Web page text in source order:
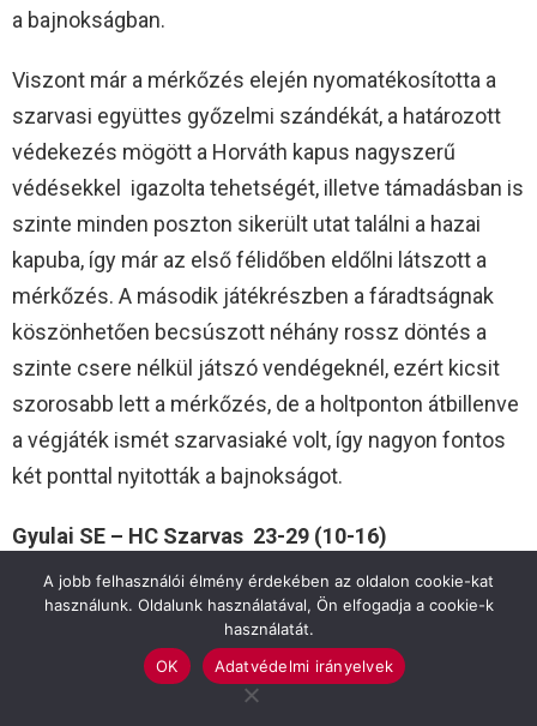
a bajnokságban.
Viszont már a mérkőzés elején nyomatékosította a
szarvasi együttes győzelmi szándékát, a határozott
védekezés mögött a Horváth kapus nagyszerű
védésekkel igazolta tehetségét, illetve támadásban is
szinte minden poszton sikerült utat találni a hazai
kapuba, így már az első félidőben eldőlni látszott a
mérkőzés. A második játékrészben a fáradtságnak
köszönhetően becsúszott néhány rossz döntés a
szinte csere nélkül játszó vendégeknél, ezért kicsit
szorosabb lett a mérkőzés, de a holtponton átbillenve
a végjáték ismét szarvasiaké volt, így nagyon fontos
két ponttal nyitották a bajnokságot.
Gyulai SE – HC Szarvas 23-29 (10-16)
Gyula: 100 néző, Vezette: Moldován, Ökrös
HC Szarvas: Horváth – Molnár 4, Lestya-Goda 8, Kiri 2,
Domján 2, Almási 8, Hanzel 4,
A jobb felhasználói élmény érdekében az oldalon cookie-kat
használunk. Oldalunk használatával, Ön elfogadja a cookie-k
használatát.
OK
Adatvédelmi irányelvek